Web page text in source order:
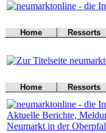
Home
Kontakt
Ressorts
Polizei
Online
Leser
Home
Titelseite
Kontakt
Notfall
Ressorts
Kultur
Wirtschaft